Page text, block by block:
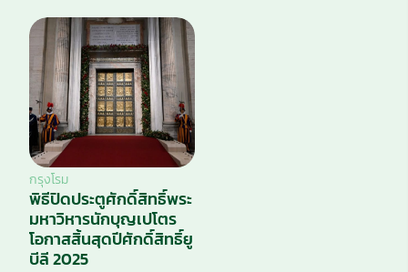
กรุงโรม
พิธีปิดประตูศักดิ์สิทธิ์พระ
มหาวิหารนักบุญเปโตร
โอกาสสิ้นสุดปีศักดิ์สิทธิ์ยู
บีลี 2025